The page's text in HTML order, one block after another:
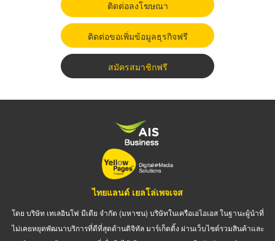
ติดต่อลงโฆษณา
ติดต่อขอเพิ่มข้อมูลธุรกิจฟรี
สมัครสมาชิกฟรี
ไทยแลนด์ เยลโล่เพจเจส
โดย บริษัท เทเลอินโฟ มีเดีย จำกัด (มหาชน) บริษัทในเครือเอไอเอส ในฐานะผู้นำที่
ไม่เคยหยุดพัฒนาบริการที่ดีที่สุดด้านดิจิทัล มาร์เก็ตติ้ง ผ่านเว็บไซต์รวมสินค้าและ